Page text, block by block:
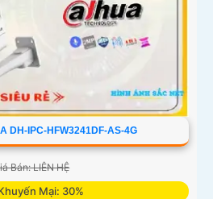
DH-IPC-HFW3241DF-AS-4G
Bán: LIÊN HỆ
Mại: 30%